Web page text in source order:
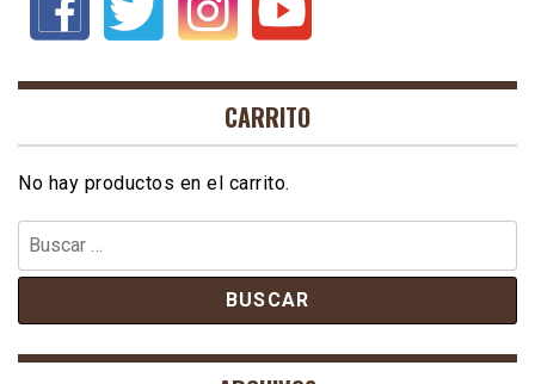
CARRITO
No hay productos en el carrito.
Buscar: